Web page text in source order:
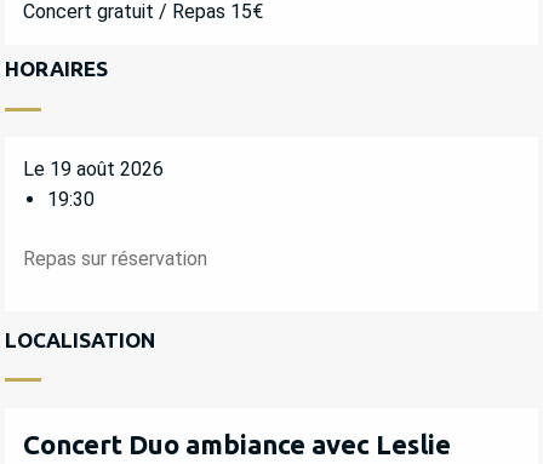
Concert gratuit / Repas 15€
HORAIRES
Le 19 août 2026
19:30
Repas sur réservation
LOCALISATION
Concert Duo ambiance avec Leslie